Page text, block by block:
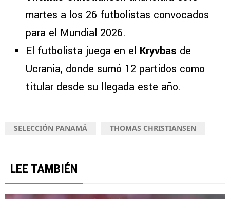
martes a los 26 futbolistas convocados
para el Mundial 2026.
El futbolista juega en el Kryvbas de
Ucrania, donde sumó 12 partidos como
titular desde su llegada este año.
SELECCIÓN PANAMÁ THOMAS CHRISTIANSEN
LEE TAMBIÉN